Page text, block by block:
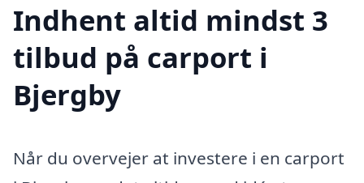
Indhent altid mindst 3
tilbud på carport i
Bjergby
Når du overvejer at investere i en carport